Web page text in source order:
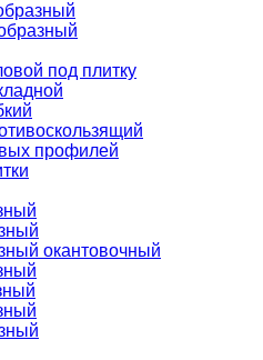
под плитку
профилей
окантовочный